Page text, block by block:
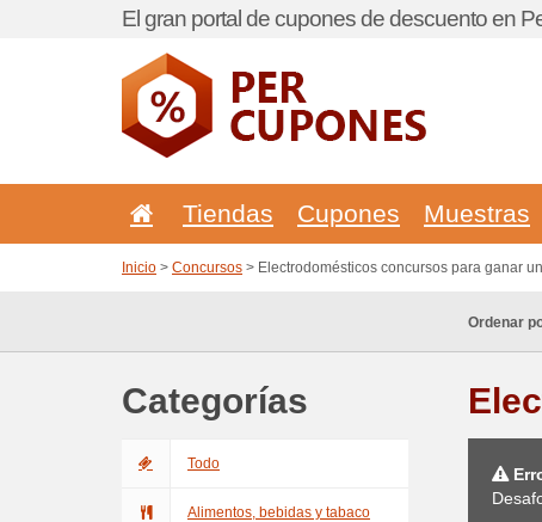
El gran portal de cupones de descuento en
Tiendas Cupones Muestras
Inicio > Concursos > Electrodomésticos concursos para ganar
Ordenar
Categorías
Todo
Alimentos, bebidas y tabaco